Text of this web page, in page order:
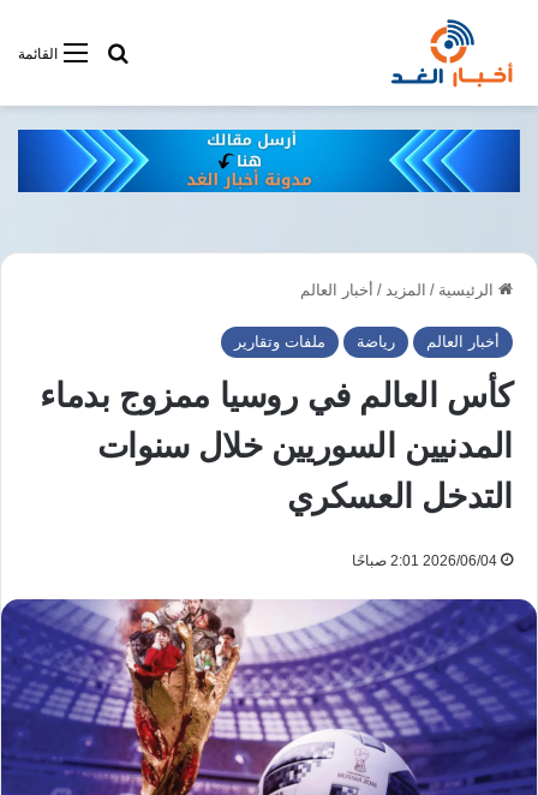
القائمةأبحت فى
الرئيسية / المزيد / أخبار العالم
أخبار العالم رياضة ملفات وتقارير
كأس العالم في روسيا ممزوج بدماء
المدنيين السوريين خلال سنوات
التدخل العسكري
2026/06/04 2:01 صباحًا